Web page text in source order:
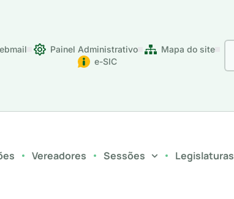
Painel Administrativo
Mapa do site
e-SIC
Vereadores Sessões Legislaturas